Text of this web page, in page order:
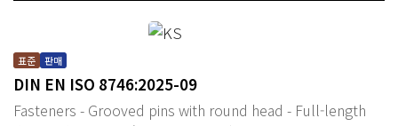
표준 판매
DIN EN ISO 8746:2025-09
Fasteners - Grooved pins with round head - Full-length